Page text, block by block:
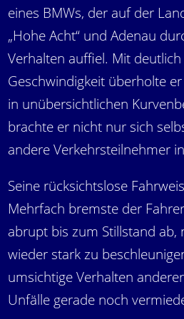
eines BMWs, der auf der
„Hohe Acht“ und Adenau
Verhalten auffiel. Mit
Geschwindigkeit überholte
in unübersichtlichen
brachte er nicht nur sich
andere Verkehrsteilnehmer
Seine rücksichtslose
Mehrfach bremste der
abrupt bis zum Stillstand
wieder stark zu
umsichtige Verhalten
Unfälle gerade noch